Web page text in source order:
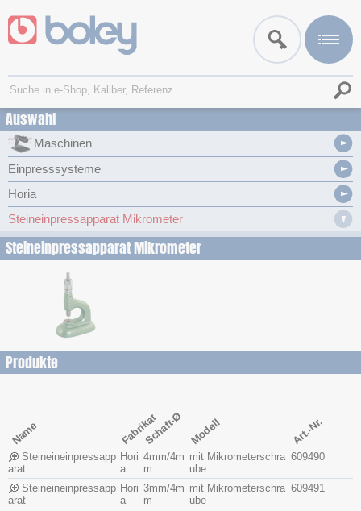
Auswahl
Maschinen
Einpresssysteme
Horia
Steineinpressapparat Mikrometer
Steineinpressapparat Mikrometer
Produkte
Name FabrikatSchaft-Ø Modell Art.-Nr.
Steineineinpressapp
arat
Hori
a
4mm/4m
m
mit Mikrometerschra
ube
609490
Steineineinpressapp
arat
Hori
a
3mm/4m
m
mit Mikrometerschra
ube
609491